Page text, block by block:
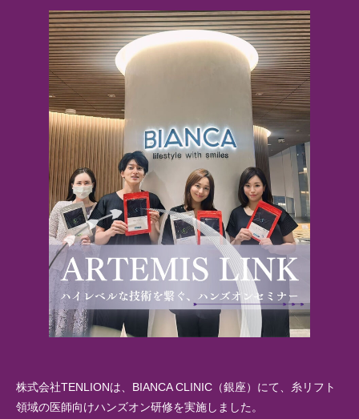
株式会社TENLIONは、BIANCA CLINIC（銀座）にて、糸リフト
領域の医師向けハンズオン研修を実施しました。